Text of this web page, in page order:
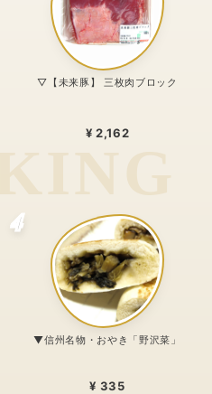
▽【未来豚】 三枚肉ブロック
¥ 2,162
4
▼信州名物・おやき「野沢菜」
¥ 335